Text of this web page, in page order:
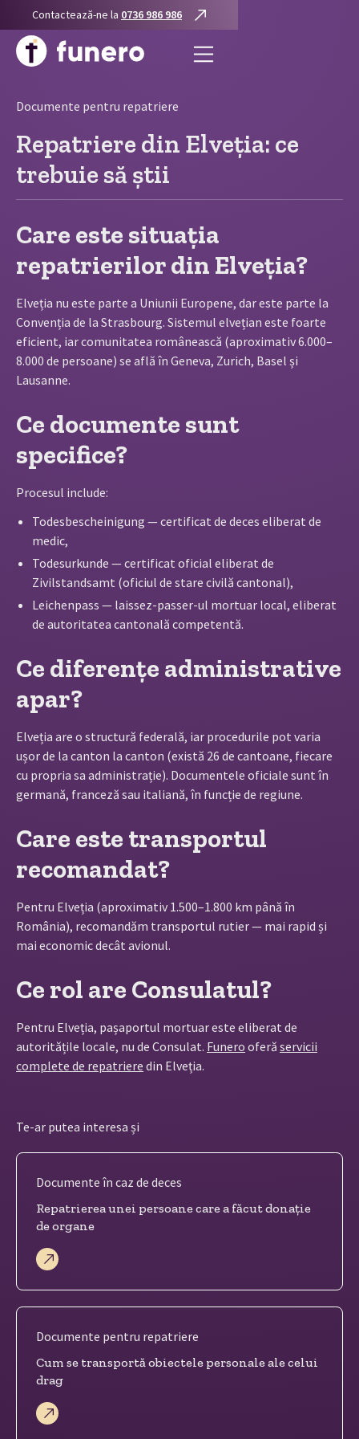
Contactează-ne la 0736 986 986
Documente pentru repatriere
Repatriere din Elveția: ce
trebuie să știi
Care este situația
repatrierilor din Elveția?
Elveția nu este parte a Uniunii Europene, dar este parte la
Convenția de la Strasbourg. Sistemul elvețian este foarte
eficient, iar comunitatea românească (aproximativ 6.000–
8.000 de persoane) se află în Geneva, Zurich, Basel și
Lausanne.
Ce documente sunt
specifice?
Procesul include:
Todesbescheinigung — certificat de deces eliberat de
medic,
Todesurkunde — certificat oficial eliberat de
Zivilstandsamt (oficiul de stare civilă cantonal),
Leichenpass — laissez-passer-ul mortuar local, eliberat
de autoritatea cantonală competentă.
Ce diferențe administrative
apar?
Elveția are o structură federală, iar procedurile pot varia
ușor de la canton la canton (există 26 de cantoane, fiecare
cu propria sa administrație). Documentele oficiale sunt în
germană, franceză sau italiană, în funcție de regiune.
Care este transportul
recomandat?
Pentru Elveția (aproximativ 1.500–1.800 km până în
România), recomandăm transportul rutier — mai rapid și
mai economic decât avionul.
Ce rol are Consulatul?
Pentru Elveția, pașaportul mortuar este eliberat de
autoritățile locale, nu de Consulat. Funero oferă servicii
complete de repatriere din Elveția.
Te-ar putea interesa și
Documente în caz de deces
Repatrierea unei persoane care a făcut donație
de organe
Documente pentru repatriere
Cum se transportă obiectele personale ale celui
drag